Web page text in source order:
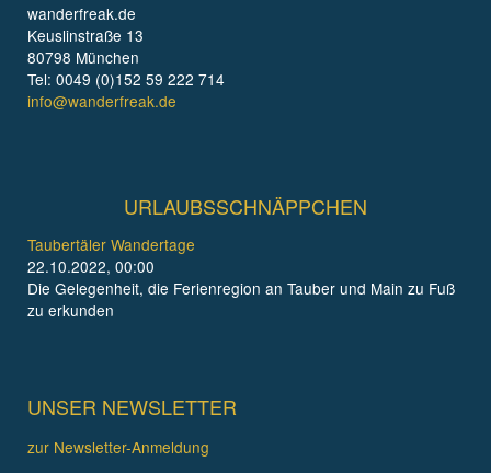
wanderfreak.de
Keuslinstraße 13
80798 München
Tel: 0049 (0)152 59 222 714
info@wanderfreak.de
URLAUBSSCHNÄPPCHEN
Taubertäler Wandertage
22.10.2022, 00:00
Die Gelegenheit, die Ferienregion an Tauber und Main zu Fuß
zu erkunden
UNSER NEWSLETTER
zur Newsletter-Anmeldung